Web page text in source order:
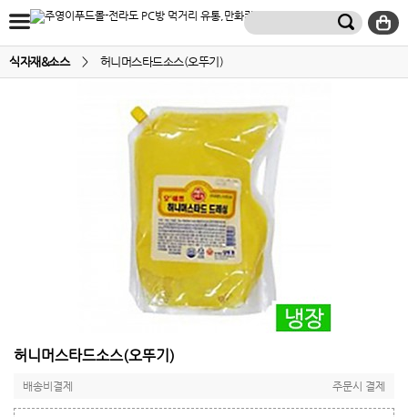
식자재&소스 > 허니머스타드소스(오뚜기)
허니머스타드소스(오뚜기)
배송비결제 주문시 결제